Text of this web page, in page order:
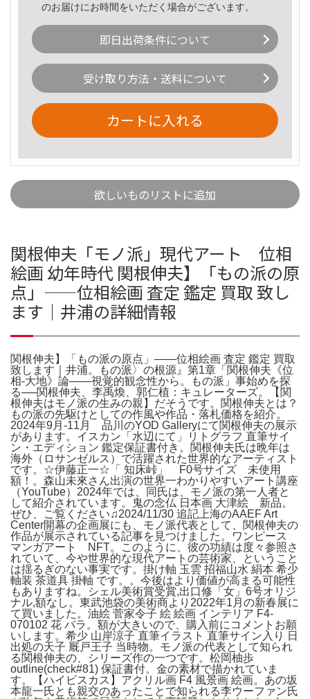
のお届けにお時間をいただく場合がございます。
即日出荷条件について
受け取り方法・送料について
カートに入れる
欲しいものリストに追加
関根伸夫「モノ派」現代アート 位相
絵画 幼年時代 関根伸夫】「もの派の原
点」——位相絵画 査定 鑑定 買取 致し
ます｜井浦の詳細情報
関根伸夫】「もの派の原点」——位相絵画 査定 鑑定 買取
致します｜井浦。もの派〉の根源』第1章「関根伸夫《位
相‐大地》論――視覚的観念性から。もの派」事始めを探
る──関根伸夫、李禹煥、郭仁植：キュレーターズ。【関
根伸夫はモノ派の生みの親】だそうです。関根伸夫とは？
もの派の先駆けとしての作風や作品・落札価格を紹介。
2024年9月-11月 品川のYOD Galleryにて関根伸夫の展示
があります。イスカン「水辺にて」リトグラフ 直筆サイ
ン・エディション 鑑定保証書付き。関根伸夫氏は晩年は
海外（ロサンゼルス）で活躍された世界的なアーティスト
です。☆伊藤正一☆「 知床峠」 F0号サイズ 未使用
額！。森山未來さん出演の世界一わかりやすいアート講座
（YouTube）2024年では、同氏は、モノ派の第一人者と
して紹介されています。鬼の念仏 日本画 大津絵 新品。
ぜひ、ご覧ください♫2024/11/30 追記上海のAAEF Art
Center開幕の企画展にも、モノ派代表として、関根伸夫の
作品が展示されている記事を見つけました。ワンピース
マンガアート NFT。このように、彼の功績は度々参照さ
れていて、今や世界的な現代アートの芸術家、ということ
は揺るぎのない事実です。掛け軸 玉雲 招福山水 絹本 希少
軸装 茶道具 掛軸 です。。今後はより価値が高まる可能性
もありますね。シェル美術賞受賞,出口修「女」6号オリジ
ナル,額なし。東武池袋の美術商より2022年1月の新春展に
て買いました。油絵 菅家令子 絵 絵画 インテリア F4-
070102 花 バラ。額が大きいので、購入前にコメントお願
いします。希少 山岸涼子 直筆イラスト 直筆サイン入り 日
出処の天子 厩戸王子 当時物。モノ派の代表として知られ
る関根伸夫の、シリーズ作の一つです。松岡柚歩
outline(check#81) 保証書付。金の素材で描かれていま
す。【ハイビスカス】アクリル画 F4 風景画 絵画。あの坂
本龍一氏とも親交のあったことで知られる李ウーファン氏